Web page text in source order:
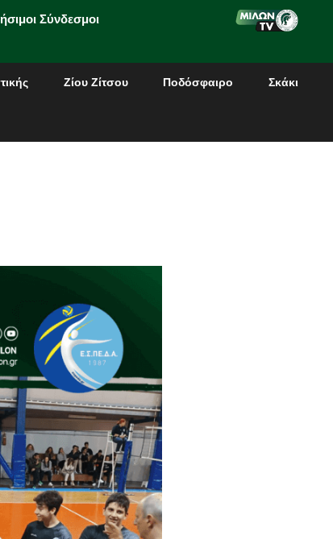
Σύνδεσμοι
Ζίου Ζίτσου Ποδόσφαιρο Σκάκι